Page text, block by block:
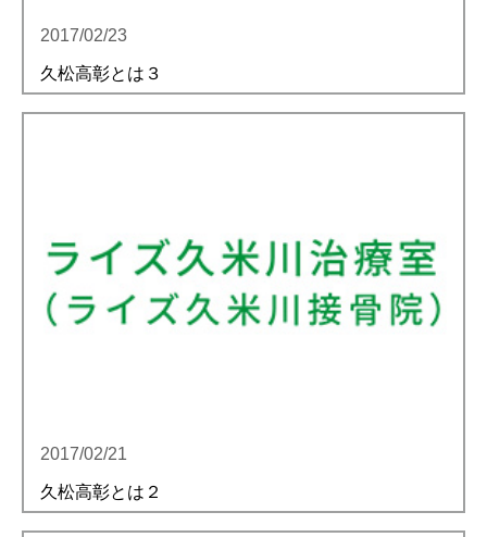
2017/02/23
久松高彰とは３
2017/02/21
久松高彰とは２